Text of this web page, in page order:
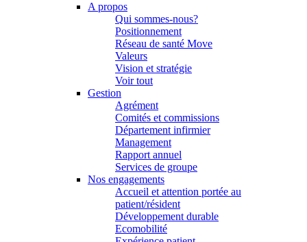
A propos
Qui sommes-nous?
Positionnement
Réseau de santé Move
Valeurs
Vision et stratégie
Voir tout
Gestion
Agrément
Comités et commissions
Département infirmier
Management
Rapport annuel
Services de groupe
Nos engagements
Accueil et attention portée au
patient/résident
Développement durable
Ecomobilité